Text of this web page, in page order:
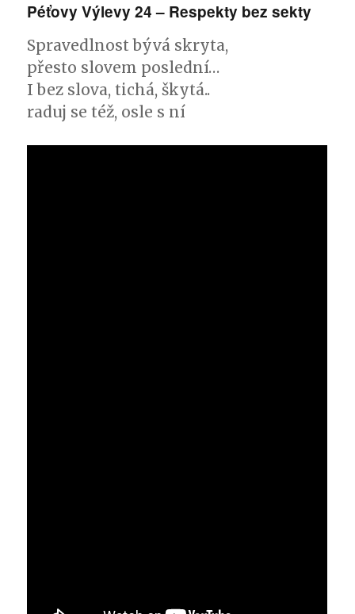
Koch
z čochtu
–
Péťova
P.M.
13
Péťovy Výlevy 24 – Respekty bez sekty
Spravedlnost bývá skryta,
přesto slovem poslední…
I bez slova, tichá, škytá..
raduj se též, osle s ní